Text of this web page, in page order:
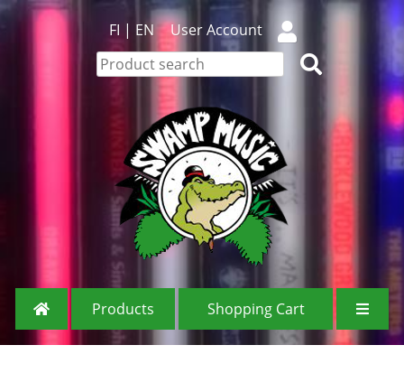
FI | EN User Account
Products Shopping Cart